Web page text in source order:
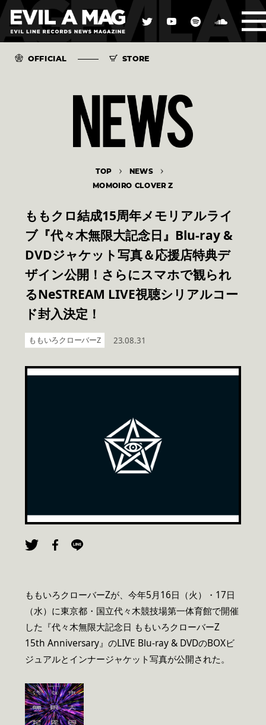
OFFICIAL STORE
TOP NEWS
MOMOIRO CLOVER Z
ももクロ結成15周年メモリアルライ
ブ『代々木無限大記念日』Blu-ray &
DVDジャケット写真＆応援店特典デ
ザイン公開！さらにスマホで観られ
るNeSTREAM LIVE視聴シリアルコー
ド封入決定！
ももいろクローバーZ 23.08.31
ももいろクローバーZが、今年5月16日（火）・17日
（水）に東京都・国立代々木競技場第一体育館で開催
した『代々木無限大記念日 ももいろクローバーZ
15th Anniversary』のLIVE Blu-ray & DVDのBOXビ
ジュアルとインナージャケット写真が公開された。